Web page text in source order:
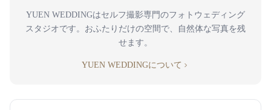
YUEN WEDDINGはセルフ撮影専門のフォトウェディング
スタジオです。おふたりだけの空間で、自然体な写真を残
せます。
YUEN WEDDINGについて